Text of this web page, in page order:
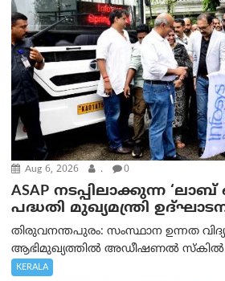
Aug 6, 2026 . 0
ASAP നടപ്പിലാക്കുന്ന
പദ്ധതി മുഖ്യമന്ത്രി
തിരുവനന്തപുരം: സംസ്ഥാന ഉന്നത
ആഭിമുഖ്യത്തിൽ അഡീഷണൽ
KERALA